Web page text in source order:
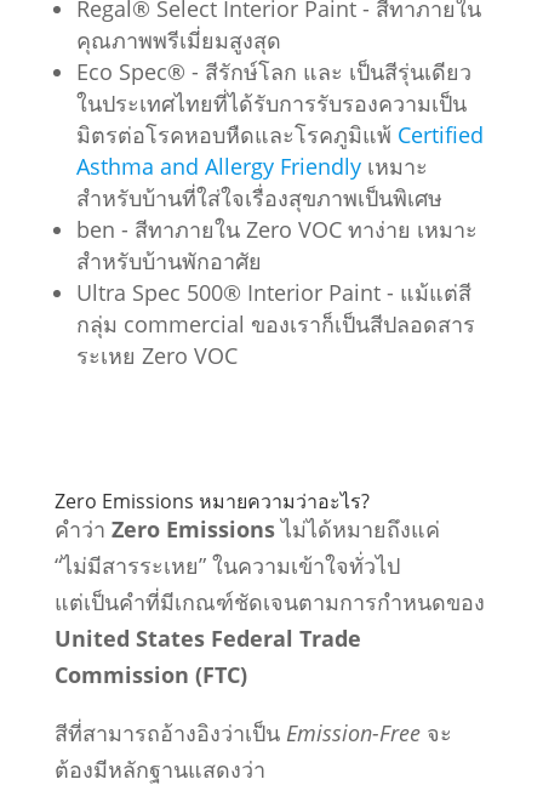
Regal® Select Interior Paint - สีทาภายใน
คุณภาพพรีเมี่ยมสูงสุด
Eco Spec® - สีรักษ์โลก และ เป็นสีรุ่นเดียว
ในประเทศไทยที่ได้รับการรับรองความเป็น
มิตรต่อโรคหอบหืดและโรคภูมิแพ้ Certified
Asthma and Allergy Friendlyเหมาะ
สำหรับบ้านที่ใส่ใจเรื่องสุขภาพเป็นพิเศษ
ben - สีทาภายใน Zero VOC ทาง่าย เหมาะ
สำหรับบ้านพักอาศัย
Ultra Spec 500® Interior Paint - แม้แต่สี
กลุ่ม commercial ของเราก็เป็นสีปลอดสาร
ระเหย Zero VOC
Zero Emissions หมายความว่าอะไร?
คำว่า Zero Emissionsไม่ได้หมายถึงแค่
“ไม่มีสารระเหย” ในความเข้าใจทั่วไป
แต่เป็นคำที่มีเกณฑ์ชัดเจนตามการกำหนดของ
United States Federal Trade
Commission (FTC)
สีที่สามารถอ้างอิงว่าเป็น Emission-Freeจะ
ต้องมีหลักฐานแสดงว่า